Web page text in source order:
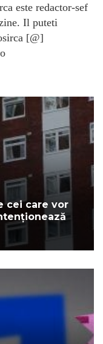
este redactor-sef
Il puteti
[@]
cei care vor